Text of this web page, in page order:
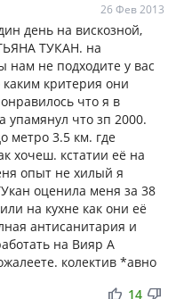
26 Фев 2013
день на вискозной,
ТУКАН. на
нам не подходите у вас
критерия они
что я в
упамянул что зп 2000.
метро 3.5 км. где
хочеш. кстатии её на
опыт не хилый я
оценила меня за 38
на кухне как они её
антисанитария и
на Вияр А
колектив *авно
thumb_up thumb_down
14